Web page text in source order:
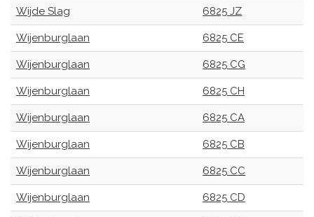
Wijde Slag 6825 JZ
Wijenburglaan 6825 CE
Wijenburglaan 6825 CG
Wijenburglaan 6825 CH
Wijenburglaan 6825 CA
Wijenburglaan 6825 CB
Wijenburglaan 6825 CC
Wijenburglaan 6825 CD